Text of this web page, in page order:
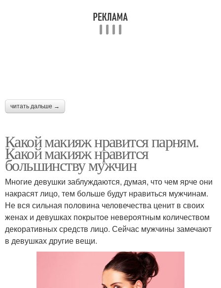
Брови для азиатского
Азиатская внешность Азиатские парни
Волос для азиатского
типа
Стрелки для азиатского
типа
Макияж для
повседневного образа
читать дальше →
Какой макияж нравится парням.
Какой макияж нравится
большинству мужчин
Многие девушки заблуждаются, думая, что чем ярче они
накрасят лицо, тем больше будут нравиться мужчинам.
Не вся сильная половина человечества ценит в своих
женах и девушках покрытое невероятным количеством
декоративных средств лицо. Сейчас мужчины замечают
в девушках другие вещи.